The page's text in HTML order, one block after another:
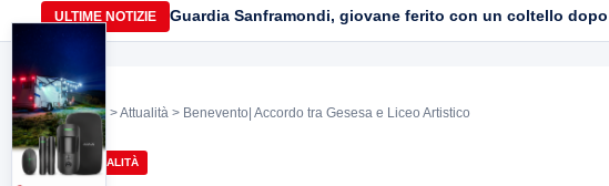
ULTIME NOTIZIE Guardia Sanframondi, giovane ferito con un coltello
Home >Attualità > Benevento| Accordo tra Gesesa e Liceo Artistico
ATTUALITÀ